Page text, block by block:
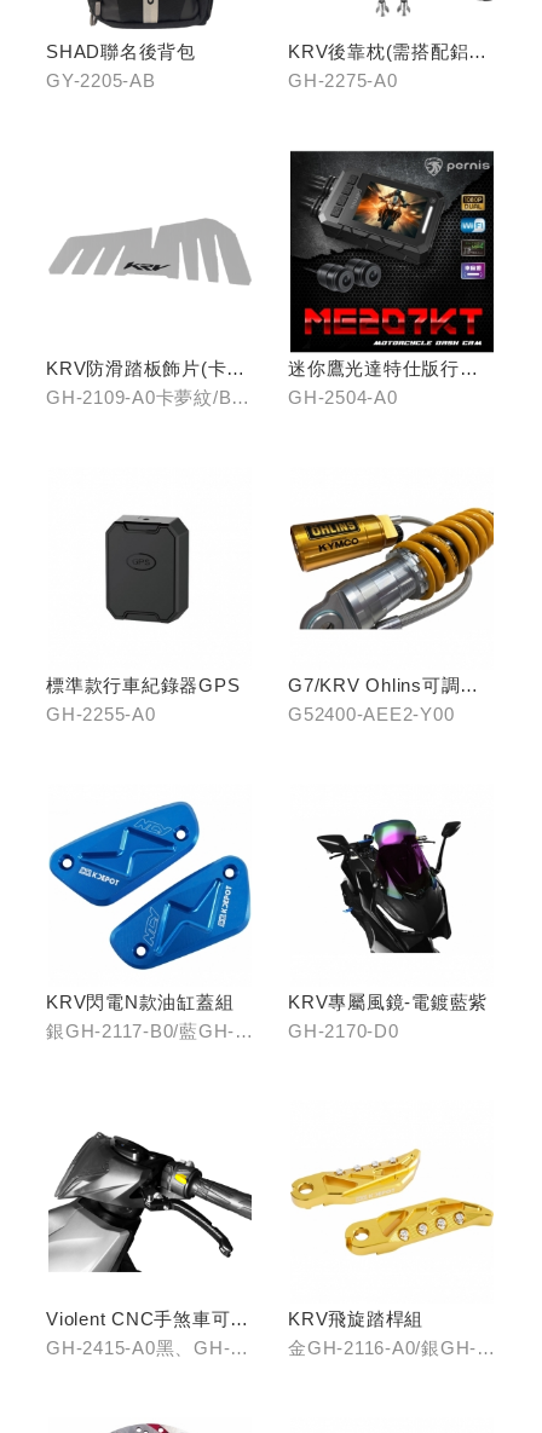
SHAD聯名後背包
GY-2205-AB
KRV後靠枕(需搭配鋁合
金扶手)
GH-2275-A0
KRV防滑踏板飾片(卡夢
紋/金屬髮絲)
GH-2109-A0卡夢紋/B0
迷你鷹光達特仕版行車
記錄器
GH-2504-A0
標準款行車紀錄器GPS
GH-2255-A0
G7/KRV Ohlins可調避
震器
G52400-AEE2-Y00
KRV閃電N款油缸蓋組
銀GH-2117-B0/藍GH-
KRV專屬風鏡-電鍍藍紫
GH-2170-D0
Violent CNC手煞車可調
拉桿(黑/銀/鈦)
GH-2415-A0黑、GH-
KRV飛旋踏桿組
金GH-2116-A0/銀GH-